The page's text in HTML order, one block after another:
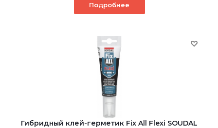
Подробнее
Гибридный клей-герметик Fix All Flexi SOUDAL